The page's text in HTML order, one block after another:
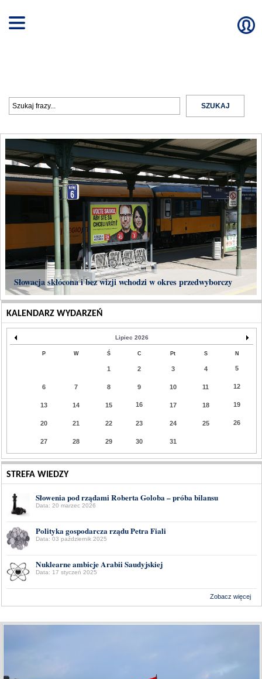
Słowacja skłócona i bez wizji wchodzi w okres przedwyborczy
KALENDARZ WYDARZEŃ
Lipiec 2026
P W Ś C Pt S N
1 2 3 4 5
6 7 8 9 10 11 12
13 14 15 16 17 18 19
20 21 22 23 24 25 26
27 28 29 30 31
STREFA WIEDZY
Słowenia pod rządami Roberta Goloba – próba bilansu
Data: 20 marzec 2026
Polityka gospodarcza rządu Petra Fiali
Data: 03 październik 2025
Nuklearne ambicje Arabii Saudyjskiej
Data: 17 styczeń 2025
Zobacz więcej